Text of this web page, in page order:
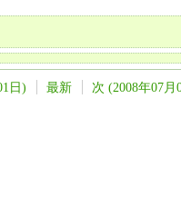
日) 最新 次 (2008年07月